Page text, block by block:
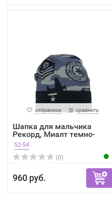
избранное сравнить
Шапка для мальчика
Рекорд, Миалт темно-
сини...
52-54
(0)
960 руб.